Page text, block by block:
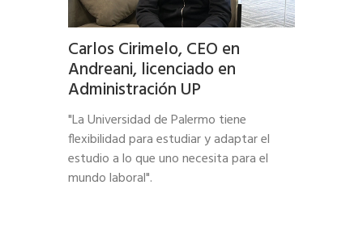
Carlos Cirimelo, CEO en
Andreani, licenciado en
Administración UP
"La Universidad de Palermo tiene
flexibilidad para estudiar y adaptar el
estudio a lo que uno necesita para el
mundo laboral".